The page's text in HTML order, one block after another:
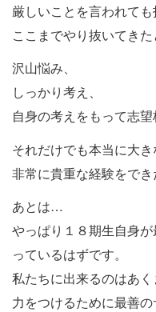
厳しいことを言われても
ここまでやり抜いてきた
沢山悩み、
しっかり考え、
自身の考えをもって志
それだけでも本当に大き
非常に貴重な経験をでき
あとは…
やっぱり１８期生自身
っているはずです。
私たちに出来るのはあく
力をつけるために最善